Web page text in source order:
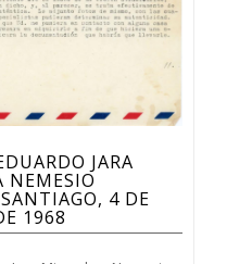
JARA
NEMESIO
4 DE
1968